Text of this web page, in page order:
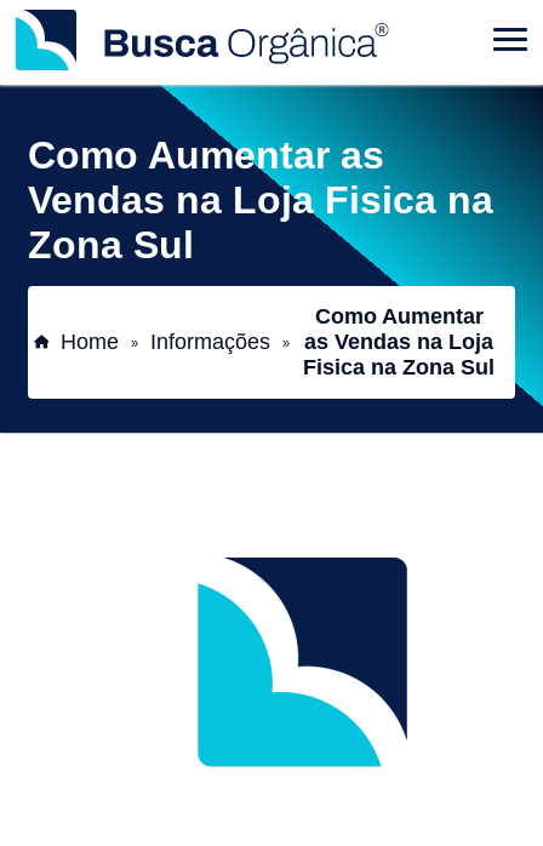
Como Aumentar as
Vendas na Loja Fisica na
Zona Sul
Home » Informações »
Como Aumentar
as Vendas na Loja
Fisica na Zona Sul